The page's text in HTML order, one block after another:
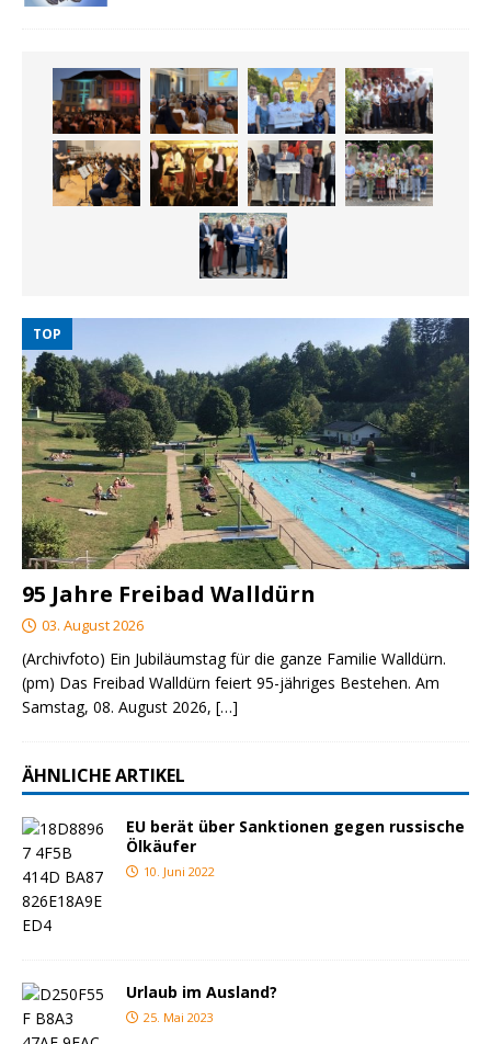
TOP
95 Jahre Freibad Walldürn
03. August 2026
(Archivfoto) Ein Jubiläumstag für die ganze Familie Walldürn.
(pm) Das Freibad Walldürn feiert 95-jähriges Bestehen. Am
Samstag, 08. August 2026, […]
ÄHNLICHE ARTIKEL
EU berät über Sanktionen gegen russische
Ölkäufer
10. Juni 2022
Urlaub im Ausland?
25. Mai 2023